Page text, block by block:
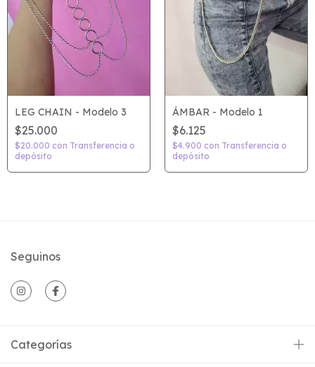
LEG CHAIN - Modelo 3
$25.000
$20.000 con Transferencia o
depósito
ÁMBAR - Modelo 1
$6.125
$4.900 con Transferencia o
depósito
Seguinos
Categorías